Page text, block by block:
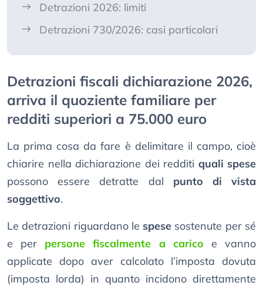
Detrazioni 2026: limiti
Detrazioni 730/2026: casi particolari
Detrazioni fiscali dichiarazione 2026,
arriva il quoziente familiare per
redditi superiori a 75.000 euro
La prima cosa da fare è delimitare il campo, cioè
chiarire nella dichiarazione dei redditi quali spese
possono essere detratte dal punto di vista
soggettivo.
Le detrazioni riguardano le spese sostenute per sé
e per persone fiscalmente a carico e vanno
applicate dopo aver calcolato l’imposta dovuta
(imposta lorda) in quanto incidono direttamente